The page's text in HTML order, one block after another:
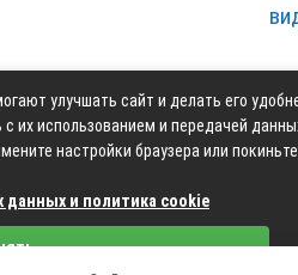
Контакты Карта
улучшать сайт и делать его
их использованием и передачей
настройки браузера или покиньте
данных и политика cookie